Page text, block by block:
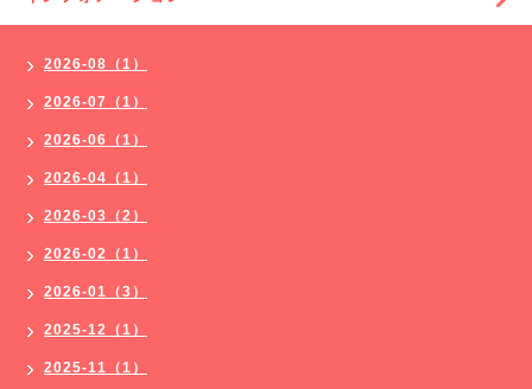
2026-08（1）
2026-07（1）
2026-06（1）
2026-04（1）
2026-03（2）
2026-02（1）
2026-01（3）
2025-12（1）
2025-11（1）